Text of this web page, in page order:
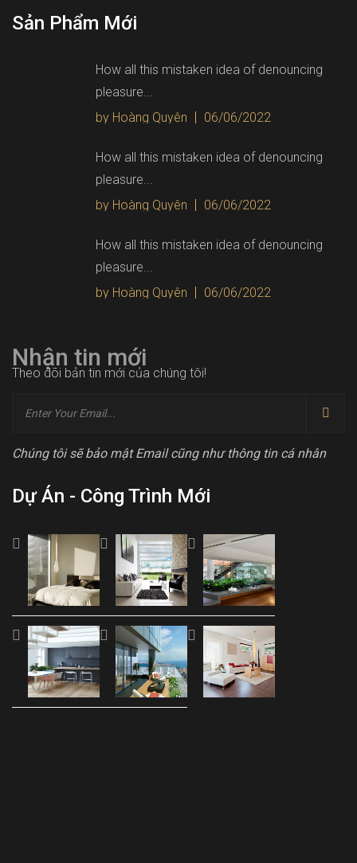
Sản Phẩm Mới
How all this mistaken idea of denouncing
pleasure...
by Hoàng Quyên
06/06/2022
How all this mistaken idea of denouncing
pleasure...
by Hoàng Quyên
06/06/2022
How all this mistaken idea of denouncing
pleasure...
by Hoàng Quyên
06/06/2022
Nhận tin mới
Theo dõi bản tin mới của chúng tôi!
Chúng tôi sẽ bảo mật Email cũng như thông tin cá nhân
Dự Án - Công Trình Mới